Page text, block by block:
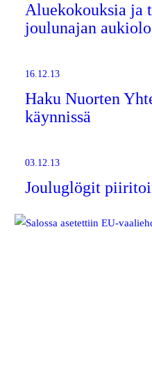
Aluekokouksia ja
joulunajan aukiolo
16.12.13
Haku Nuorten
käynnissä
03.12.13
Jouluglögit